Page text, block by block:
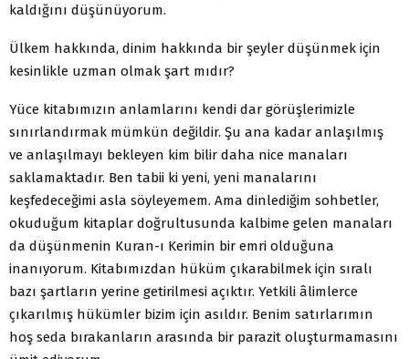
kaldığını düşünüyorum.
Ülkem hakkında, dinim hakkında bir şeyler düşünmek için
kesinlikle uzman olmak şart mıdır?
Yüce kitabımızın anlamlarını kendi dar görüşlerimizle
sınırlandırmak mümkün değildir. Şu ana kadar anlaşılmış
ve anlaşılmayı bekleyen kim bilir daha nice manaları
saklamaktadır. Ben tabii ki yeni, yeni manalarını
keşfedeceğimi asla söyleyemem. Ama dinlediğim sohbetler,
okuduğum kitaplar doğrultusunda kalbime gelen manaları
da düşünmenin Kuran-ı Kerimin bir emri olduğuna
inanıyorum. Kitabımızdan hüküm çıkarabilmek için sıralı
bazı şartların yerine getirilmesi açıktır. Yetkili âlimlerce
çıkarılmış hükümler bizim için asıldır. Benim satırlarımın
hoş seda bırakanların arasında bir parazit oluşturmamasını